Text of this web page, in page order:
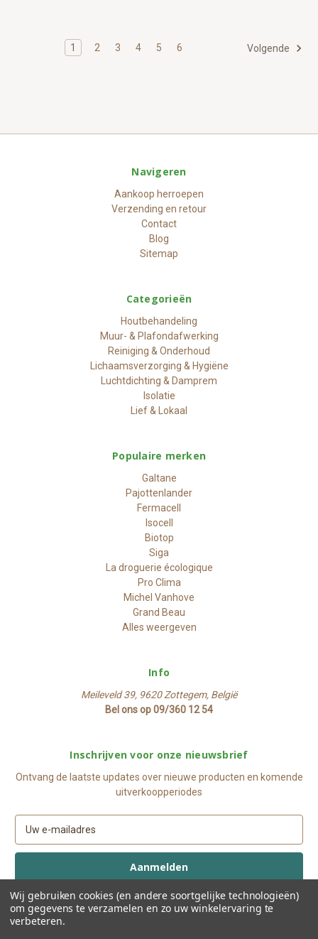
1 2 3 4 5 6 Volgende
Navigeren
Aankoop herroepen
Verzending en retour
Contact
Blog
Sitemap
Categorieën
Houtbehandeling
Muur- & Plafondafwerking
Reiniging & Onderhoud
Lichaamsverzorging & Hygiëne
Luchtdichting & Damprem
Isolatie
Lief & Lokaal
Populaire merken
Galtane
Pajottenlander
Fermacell
Isocell
Biotop
Siga
La droguerie écologique
Pro Clima
Michel Vanhove
Grand Beau
Alles weergeven
Info
Meileveld 39, 9620 Zottegem, België
Bel ons op 09/360 12 54
Inschrijven voor onze nieuwsbrief
Ontvang de laatste updates over nieuwe producten en komende
uitverkoopperiodes
m
i
l
a
d
Wij gebruiken cookies (en andere soortgelijke technologieën)
om gegevens te verzamelen en zo uw winkelervaring te
verbeteren.